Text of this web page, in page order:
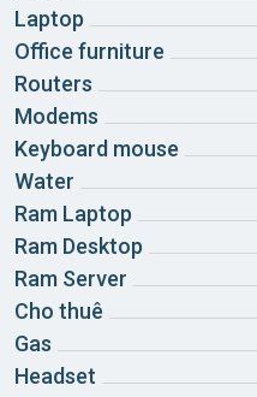
Laptop
Office furniture
Routers
Modems
Keyboard mouse
Water
Ram Laptop
Ram Desktop
Ram Server
Cho thuê
Gas
Headset